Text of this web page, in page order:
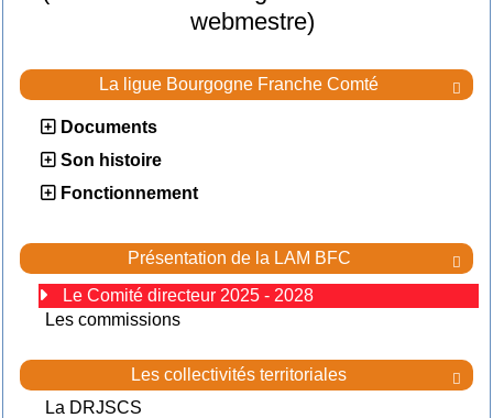

La ligue Bourgogne Franche Comté
Documents
Son histoire
Fonctionnement

Présentation de la LAM BFC
Le Comité directeur 2025 - 2028
Les commissions

Les collectivités territoriales
La DRJSCS
webmestre)